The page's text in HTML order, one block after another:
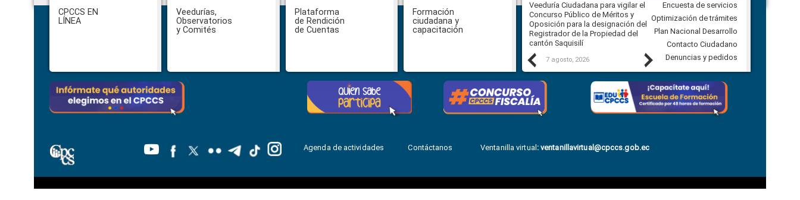
Footer
CPCCS EN
LÍNEA
Veedurías,
Observatorios
y Comités
Plataforma
de Rendición
de Cuentas
Formación
ciudadana y
capacitación
Previous
CPCCS aprueba convocatoria a
Veeduría para designación de la
autoridad de la SOT
Veeduría Ciudadana para vigilar el
Concurso Público de Méritos y
Oposición para la designación del
Registrador de la Propiedad del
cantón Saquisilí
7 agosto, 2026
Veeduría Ciudadana para vigilar la
construcción del asfaltado de
Ballenita del cantón Santa Elena
7 agosto, 2026
Next
Encuesta de servicios
Optimización de trámites
Plan Nacional Desarrollo
Contacto Ciudadano
Denuncias y pedidos
Agenda de actividades Contáctanos Ventanilla virtual:ventanillavirtual@cpccs.gob.ec